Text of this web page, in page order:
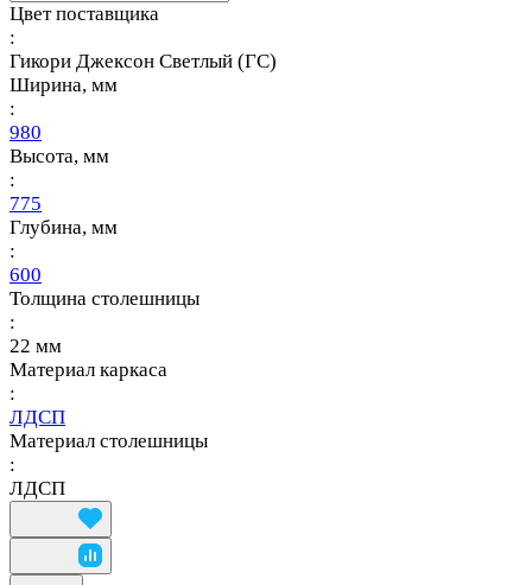
Цвет поставщика
:
Гикори Джексон Светлый (ГС)
Ширина, мм
:
980
Высота, мм
:
775
Глубина, мм
:
600
Толщина столешницы
:
22 мм
Материал каркаса
:
ЛДСП
Материал столешницы
:
ЛДСП